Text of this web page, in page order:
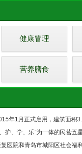
健康管理
营养膳食
年1月正式启用，建筑面积
护、学、乐”为一体的民营五
医院和青岛市城阳区社会福